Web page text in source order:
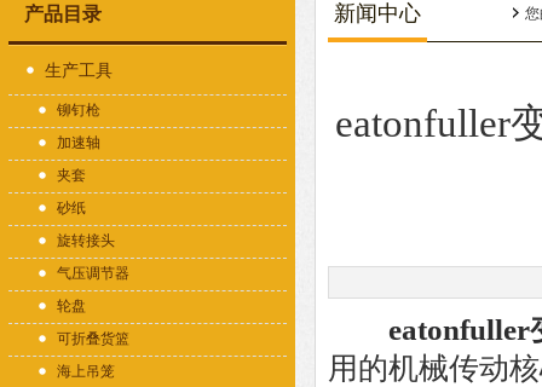
产品目录
生产工具
铆钉枪
加速轴
夹套
砂纸
旋转接头
气压调节器
轮盘
可折叠货篮
海上吊笼
新闻中心
eatonfuller
eatonfuller
用的机械传动